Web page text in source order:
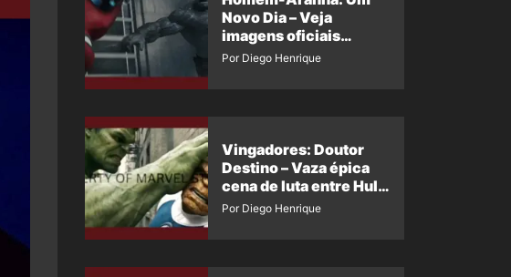
Novo Dia – Veja
imagens oficiais
descartadas do Hulk
Por Diego Henrique
Vingadores: Doutor
Destino – Vaza épica
cena de luta entre Hulk
e o Coisa
Por Diego Henrique